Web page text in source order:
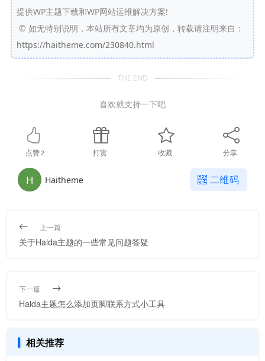
提供WP主题下载和WP网站运维解决方案!
© 如无特别说明，本站所有文章均为原创，转载请注明来自：
https://haitheme.com/230840.html
THE END
喜欢就支持一下吧
H Haitheme
点赞2 打赏 收藏 分享
二维码
上一篇
关于Haida主题的一些常见问题答疑
下一篇
Haida主题怎么添加页脚联系方式小工具
相关推荐